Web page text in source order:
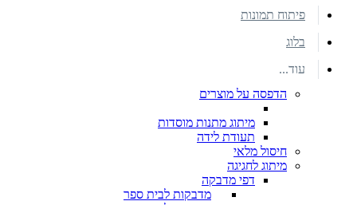
פיתוח תמונות
בלוג
עוד...
הדפסה על מוצרים
מיתוג מתנות מוסדות
תעודת לידה
חיסול מלאי
מיתוג לחגיגה
דפי מדבקה
מדבקות לבית ספר